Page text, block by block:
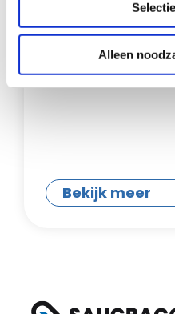
Alleen
Filterpatroon
RSP 640/1040/
Bekijk meer